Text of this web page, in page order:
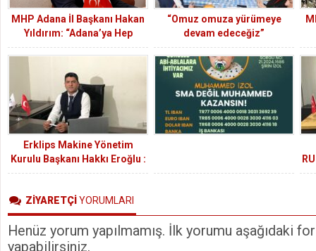
MHP Adana İl Başkanı Hakan
Yıldırım: “Adana’ya Hep
Birlikte Sahip Çıkmalıyız”
“Omuz omuza yürümeye
devam edeceğiz”
Erklips Makine Yönetim
Kurulu Başkanı Hakkı Eroğlu :
“Üretimde Kaliteyi, Hizmette
Görüyoruz”
ZİYARETÇİYORUMLARI
Henüz yorum yapılmamış. İlk yorumu aşağıdaki
yapabilirsiniz.